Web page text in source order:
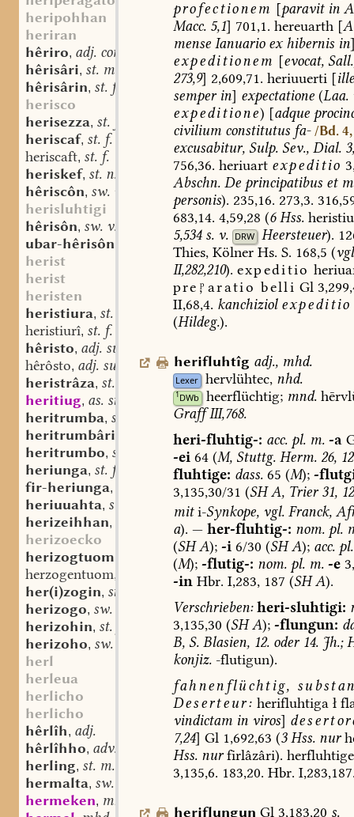
heripohhan
heriran
hêriro, adj. comp.
hêrisâri, st. m.
hêrisârin, st. f.
herisco
herisezza, st. f.
heriscaf, st. f.
heriscaft, st. f.
heriskef, st. n.
hêriscôn, sw. v.
herisluhtigi
hêrisôn, sw. v.
ubar-hêrisôn
herist
herist
heristen
heristiura, st. f.
heristiurî, st. f.
hêristo, adj. superl.
hêrôsto, adj. superl.
heristrâza, st. f.
heritiug, as. st. n.
heritrumba, sw. f.
heritrumbâri
heritrumbo, sw. m.
heriunga, st. f.
fir-heriunga,
heriuuahta, st. f.
herizeihhan,
herizoecko
herizogtuom
st. n. (m.?)
herzogentuom,
st. n. (m.?)
her(i)zogin, st. f.
herizogo, sw. m.
herizohin, st. f.
herizoho, sw. m.
herl
herleua
herlicho
herlicho
hêrlîh, adj.
hêrlîhho, adv.
herling, st. m.
hermalta, sw. f.
hermeken, mnd. (st.) n.
profectionem [paravitin
Macc.5,1] 701,1. hereuarth[
menseIanuarioexhibernisin
expeditionem [evocat,
273,9] 2,609,71. heriuuerti[ille
semperin] expectatione(Laa.
expeditione) [adque
civiliumconstitutusfa- /Bd.
excusabitur,Sulp.Sev.,Dial.
756,36. heriuart expeditio
Abschn.De principatibuset
personis). 235,16. 273,3.
683,14. 4,59,28 (6Hss.
5,534s.v. DRW Heersteuer).
Thies,KölnerHs. S. 168,5 (
II,282,210). expeditio
prearatio belli Gl
II,68,4. kanchiziol expeditio
(Hildeg.).
herifluhtîg adj., mhd.
Lexer hervlühtec, nhd.
1DWb heerflüchtig; mnd.
GraffIII,768.
heri-fluhtig-: acc.pl.m. -a
-ei64 (M,Stuttg.Herm.26,
fluhtige: dass.65 (M); -
3,135,30/31 (SHA,Trier31,
miti-Synkope,vgl.Franck,
a). — her-fluhtig-: nom.pl.
(SHA); -i6/30 (SHA); acc.pl.
(M); -flutig-: nom.pl.m. -e
-inHbr. I,283, 187 (SHA).
Verschrieben: heri-sluhtigi:
3,135,30 (SH A); -flungun:
B,S.Blasien,12.oder 14.Jh.;
konjiz.-flutigun).
fahnenflüchtig,
Deserteur: herifluhtiga ł
vindictaminviros]
7,24] Gl1,692,63 (3Hss.nur
Hss. nurfirlâzâri). herfluhtige
3,135,6. 183,20. Hbr.
heriflungun Gl 3,183,20 s.